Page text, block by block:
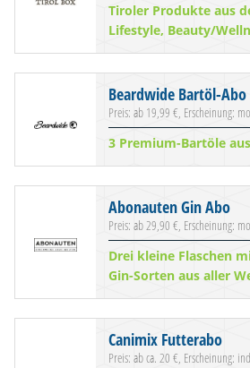
Tiroler Produkte aus
Lifestyle, Beauty/
Beardwide Bartöl-Abo
Preis: ab 19,99 €, Erscheinung:
3 Premium-Bartöle
Abonauten Gin Abo
Preis: ab 29,90 €, Erscheinung:
Drei kleine Flaschen
Gin-Sorten aus aller
Canimix Futterabo
Preis: ab ca. 20 €, Erscheinung: